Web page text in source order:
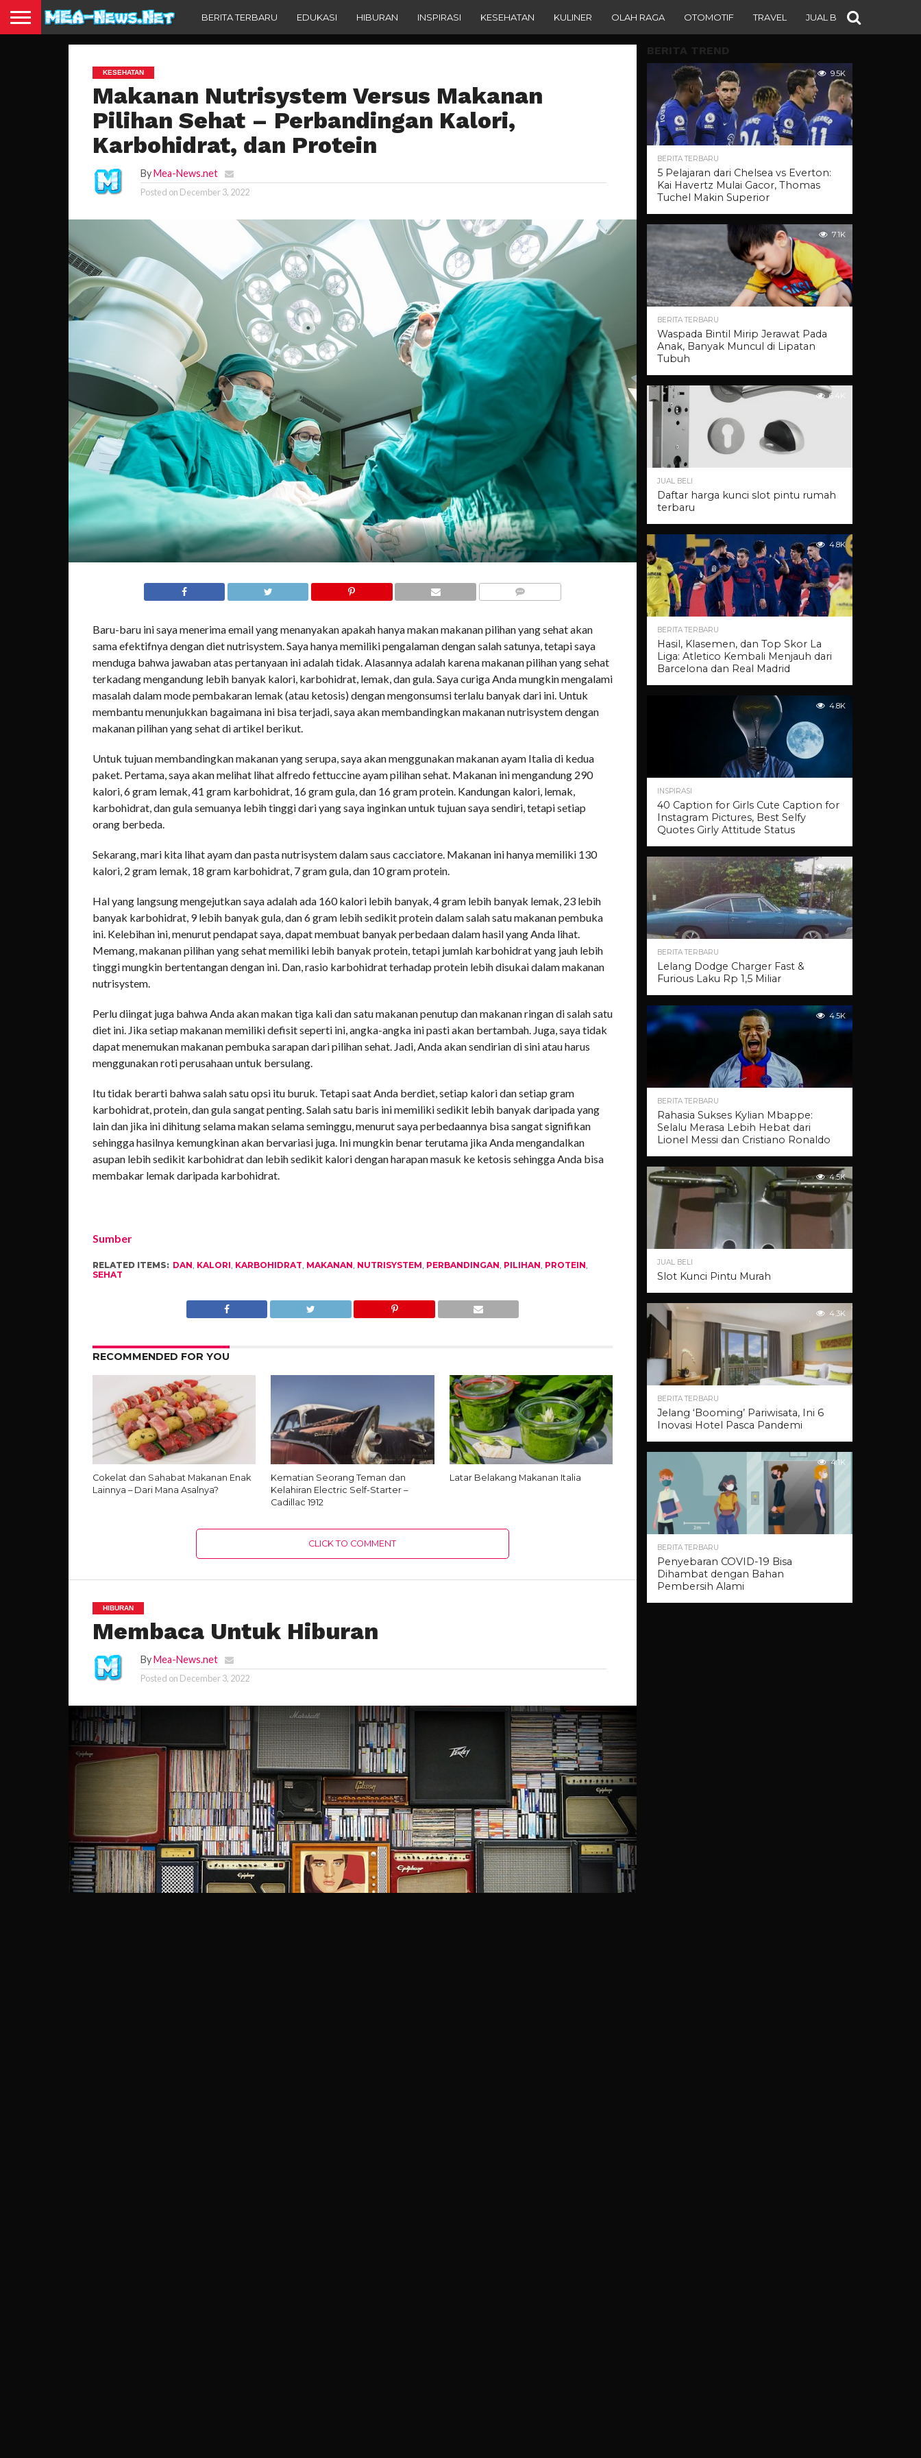
BERITA TERBARU EDUKASI HIBURAN INSPIRASI KESEHATAN KULINER OLAH RAGA OTOMOTIF TRAVEL JUAL BELI
KESEHATAN
Makanan Nutrisystem Versus Makanan
Pilihan Sehat – Perbandingan Kalori,
Karbohidrat, dan Protein
ByMea-News.net
Posted on December 3, 2022
Baru-baru ini saya menerima email yang menanyakan apakah hanya makan makanan pilihan yang sehat akan
sama efektifnya dengan diet nutrisystem. Saya hanya memiliki pengalaman dengan salah satunya, tetapi saya
menduga bahwa jawaban atas pertanyaan ini adalah tidak. Alasannya adalah karena makanan pilihan yang sehat
terkadang mengandung lebih banyak kalori, karbohidrat, lemak, dan gula. Saya curiga Anda mungkin mengalami
masalah dalam mode pembakaran lemak (atau ketosis) dengan mengonsumsi terlalu banyak dari ini. Untuk
membantu menunjukkan bagaimana ini bisa terjadi, saya akan membandingkan makanan nutrisystem dengan
makanan pilihan yang sehat di artikel berikut.
Untuk tujuan membandingkan makanan yang serupa, saya akan menggunakan makanan ayam Italia di kedua
paket. Pertama, saya akan melihat lihat alfredo fettuccine ayam pilihan sehat. Makanan ini mengandung 290
kalori, 6 gram lemak, 41 gram karbohidrat, 16 gram gula, dan 16 gram protein. Kandungan kalori, lemak,
karbohidrat, dan gula semuanya lebih tinggi dari yang saya inginkan untuk tujuan saya sendiri, tetapi setiap
orang berbeda.
Sekarang, mari kita lihat ayam dan pasta nutrisystem dalam saus cacciatore. Makanan ini hanya memiliki 130
kalori, 2 gram lemak, 18 gram karbohidrat, 7 gram gula, dan 10 gram protein.
Hal yang langsung mengejutkan saya adalah ada 160 kalori lebih banyak, 4 gram lebih banyak lemak, 23 lebih
banyak karbohidrat, 9 lebih banyak gula, dan 6 gram lebih sedikit protein dalam salah satu makanan pembuka
ini. Kelebihan ini, menurut pendapat saya, dapat membuat banyak perbedaan dalam hasil yang Anda lihat.
Memang, makanan pilihan yang sehat memiliki lebih banyak protein, tetapi jumlah karbohidrat yang jauh lebih
tinggi mungkin bertentangan dengan ini. Dan, rasio karbohidrat terhadap protein lebih disukai dalam makanan
nutrisystem.
Perlu diingat juga bahwa Anda akan makan tiga kali dan satu makanan penutup dan makanan ringan di salah satu
diet ini. Jika setiap makanan memiliki defisit seperti ini, angka-angka ini pasti akan bertambah. Juga, saya tidak
dapat menemukan makanan pembuka sarapan dari pilihan sehat. Jadi, Anda akan sendirian di sini atau harus
menggunakan roti perusahaan untuk bersulang.
Itu tidak berarti bahwa salah satu opsi itu buruk. Tetapi saat Anda berdiet, setiap kalori dan setiap gram
karbohidrat, protein, dan gula sangat penting. Salah satu baris ini memiliki sedikit lebih banyak daripada yang
lain dan jika ini dihitung selama makan selama seminggu, menurut saya perbedaannya bisa sangat signifikan
sehingga hasilnya kemungkinan akan bervariasi juga. Ini mungkin benar terutama jika Anda mengandalkan
asupan lebih sedikit karbohidrat dan lebih sedikit kalori dengan harapan masuk ke ketosis sehingga Anda bisa
membakar lemak daripada karbohidrat.
Sumber
RELATED ITEMS: DAN, KALORI, KARBOHIDRAT, MAKANAN, NUTRISYSTEM, PERBANDINGAN, PILIHAN, PROTEIN,
SEHAT
RECOMMENDED FOR YOU
Cokelat dan Sahabat Makanan Enak
Lainnya – Dari Mana Asalnya?
Kematian Seorang Teman dan
Kelahiran Electric Self-Starter –
Cadillac 1912
Latar Belakang Makanan Italia
CLICK TO COMMENT
HIBURAN
Membaca Untuk Hiburan
ByMea-News.net
Posted on December 3, 2022
BERITA TREND
9.5K
BERITA TERBARU
5 Pelajaran dari Chelsea vs Everton:
Kai Havertz Mulai Gacor, Thomas
Tuchel Makin Superior
7.1K
BERITA TERBARU
Waspada Bintil Mirip Jerawat Pada
Anak, Banyak Muncul di Lipatan
Tubuh
6.4K
JUAL BELI
Daftar harga kunci slot pintu rumah
terbaru
4.8K
BERITA TERBARU
Hasil, Klasemen, dan Top Skor La
Liga: Atletico Kembali Menjauh dari
Barcelona dan Real Madrid
4.8K
INSPIRASI
40 Caption for Girls Cute Caption for
Instagram Pictures, Best Selfy
Quotes Girly Attitude Status
4.7K
BERITA TERBARU
Lelang Dodge Charger Fast &
Furious Laku Rp 1,5 Miliar
4.5K
BERITA TERBARU
Rahasia Sukses Kylian Mbappe:
Selalu Merasa Lebih Hebat dari
Lionel Messi dan Cristiano Ronaldo
4.5K
JUAL BELI
Slot Kunci Pintu Murah
4.3K
BERITA TERBARU
Jelang ‘Booming’ Pariwisata, Ini 6
Inovasi Hotel Pasca Pandemi
4.1K
BERITA TERBARU
Penyebaran COVID-19 Bisa
Dihambat dengan Bahan
Pembersih Alami